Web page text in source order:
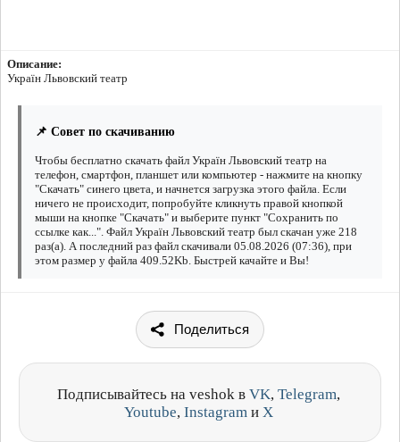
Описание:
Україн Львовский театр
📌 Совет по скачиванию
Чтобы бесплатно скачать файл Україн Львовский театр на
телефон, смартфон, планшет или компьютер - нажмите на кнопку
"Скачать" синего цвета, и начнется загрузка этого файла. Если
ничего не происходит, попробуйте кликнуть правой кнопкой
мыши на кнопке "Скачать" и выберите пункт "Сохранить по
ссылке как...". Файл Україн Львовский театр был скачан уже 218
раз(а). А последний раз файл скачивали 05.08.2026 (07:36), при
этом размер у файла 409.52Kb. Быстрей качайте и Вы!
Поделиться
Подписывайтесь на veshok в VK, Telegram,
Youtube, Instagram и X